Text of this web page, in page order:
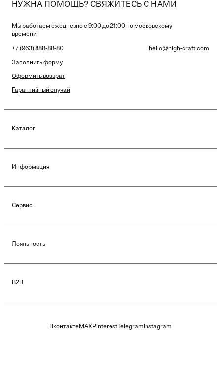
НУЖНА ПОМОЩЬ? СВЯЖИТЕСЬ С НАМИ
Мы работаем ежедневно с 9:00 до 21:00 по московскому
времени
+7 (963) 888-88-80 hello@high-craft.com
Заполнить форму
Оформить возврат
Гарантийный случай
Каталог
Информация
Сервис
Лояльность
B2B
ВконтактеMAXPinterest TelegramInstagram